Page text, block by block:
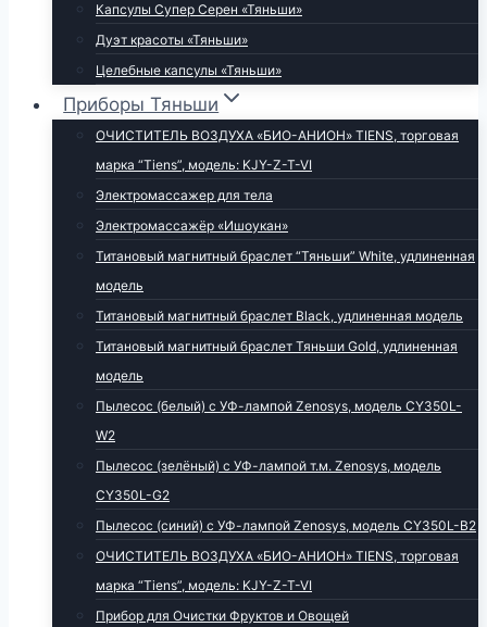
Капсулы Супер Серен «Тяньши»
Дуэт красоты «Тяньши»
Целебные капсулы «Тяньши»
Приборы Тяньши
ОЧИСТИТЕЛЬ ВОЗДУХА «БИО-АНИОН» TIENS, торговая
марка “Tiens”, модель: KJY-Z-T-VI
Электромассажер для тела
Электромассажёр «Ишоукан»
Титановый магнитный браслет “Тяньши” White, удлиненная
модель
Титановый магнитный браслет Black, удлиненная модель
Титановый магнитный браслет Тяньши Gold, удлиненная
модель
Пылесос (белый) с УФ-лампой Zenosys, модель CY350L-
W2
Пылесос (зелёный) с УФ-лампой т.м. Zenosys, модель
CY350L-G2
Пылесос (синий) с УФ-лампой Zenosys, модель CY350L-B2
ОЧИСТИТЕЛЬ ВОЗДУХА «БИО-АНИОН» TIENS, торговая
марка “Tiens”, модель: KJY-Z-T-VI
Прибор для Очистки Фруктов и Овощей